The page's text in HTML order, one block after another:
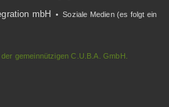
mbH
• Soziale Medien (es folgt ein